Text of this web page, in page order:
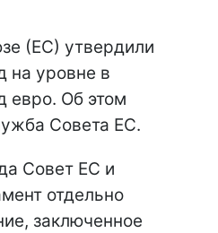
(ЕС) утвердили
на уровне в
евро. Об этом
Совета ЕС.
Совет ЕС и
отдельно
заключенное